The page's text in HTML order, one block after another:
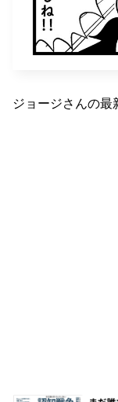
ジョージさんの最